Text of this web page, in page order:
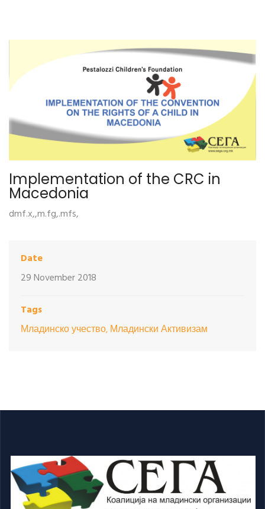
Implementation of the CRC in
Macedonia
dmf.x,,m.fg,.mfs,
Date
29 November 2018
Tags
Младинско учество, Младински Активизам